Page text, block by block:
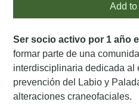
Add to
Ser socio activo por 1 año
formar parte de una
interdisciplinaria dedicada al
prevención del Labio y
alteraciones craneofaciales.